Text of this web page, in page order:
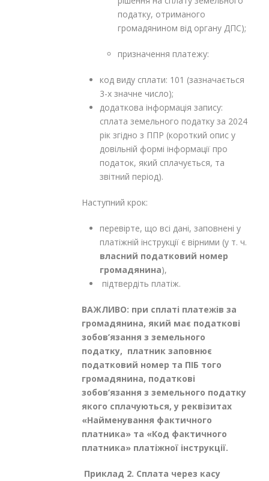
податку, отриманого
громадянином від органу ДПС);
призначення платежу:
код виду сплати: 101 (зазначається
3-х значне число);
додаткова інформація запису:
сплата земельного податку за 2024
рік згідно з ППР (короткий опис у
довільній формі інформації про
податок, який сплачується, та
звітний період).
Наступний крок:
перевірте, що всі дані, заповнені у
платіжній інструкції є вірними (у т. ч.
власний податковий номер
громадянина),
підтвердіть платіж.
ВАЖЛИВО: при сплаті платежів за
громадянина, який має податкові
зобов’язання з земельного
податку, платник заповнює
податковий номер та ПІБ того
громадянина, податкові
зобов’язання з земельного податку
якого сплачуються, у реквізитах
«Найменування фактичного
платника» та «Код фактичного
платника» платіжної інструкції.
Приклад 2. Сплата через касу